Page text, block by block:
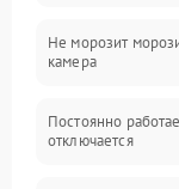
Дренаж
Не морозит
камера
Постоянно
отключается